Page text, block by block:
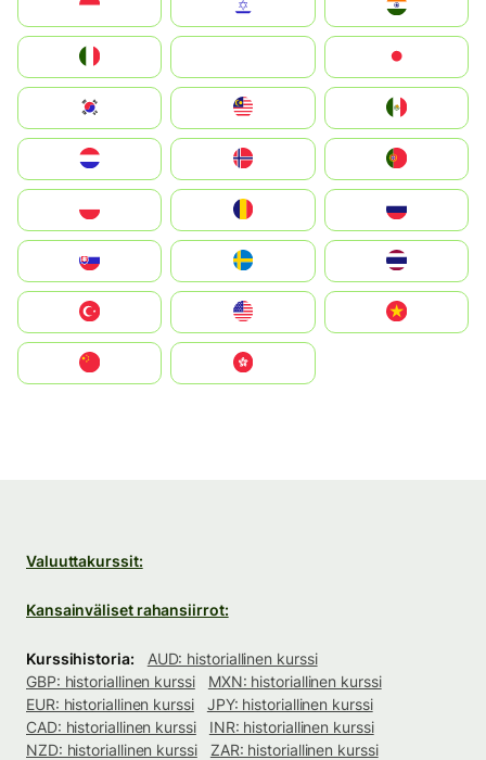
South Korea
United States
中國香港特別行政區
Valuuttakurssit:
Kansainväliset rahansiirrot:
Kurssihistoria:
AUD: historiallinen kurssi
GBP: historiallinen kurssi
MXN: historiallinen kurssi
EUR: historiallinen kurssi
JPY: historiallinen kurssi
CAD: historiallinen kurssi
INR: historiallinen kurssi
NZD: historiallinen kurssi
ZAR: historiallinen kurssi